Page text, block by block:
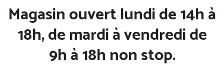
Magasin ouvert lundi de 14h à
18h, de mardi à vendredi de
9h à 18h non stop.